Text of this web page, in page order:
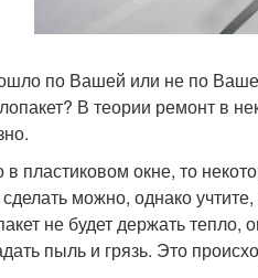
по Вашей или не по
В теории ремонт в
в пластиковом окне, то
можно, однако
не будет держать тепло,
пыль и грязь. Это